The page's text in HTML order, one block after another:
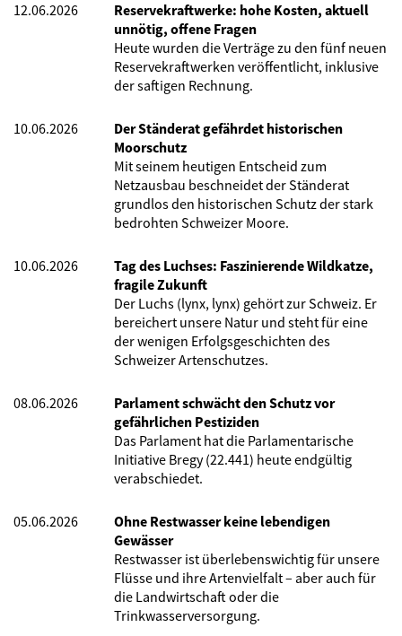
12.06.2026
Reservekraftwerke: hohe Kosten, aktuell
unnötig, offene Fragen
Heute wurden die Verträge zu den fünf neuen
Reservekraftwerken veröffentlicht, inklusive
der saftigen Rechnung.
10.06.2026
Der Ständerat gefährdet historischen
Moorschutz
Mit seinem heutigen Entscheid zum
Netzausbau beschneidet der Ständerat
grundlos den historischen Schutz der stark
bedrohten Schweizer Moore.
10.06.2026
Tag des Luchses: Faszinierende Wildkatze,
fragile Zukunft
Der Luchs (lynx, lynx) gehört zur Schweiz. Er
bereichert unsere Natur und steht für eine
der wenigen Erfolgsgeschichten des
Schweizer Artenschutzes.
08.06.2026
Parlament schwächt den Schutz vor
gefährlichen Pestiziden
Das Parlament hat die Parlamentarische
Initiative Bregy (22.441) heute endgültig
verabschiedet.
05.06.2026
Ohne Restwasser keine lebendigen
Gewässer
Restwasser ist überlebenswichtig für unsere
Flüsse und ihre Artenvielfalt – aber auch für
die Landwirtschaft oder die
Trinkwasserversorgung.